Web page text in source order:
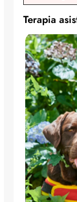
Terapia